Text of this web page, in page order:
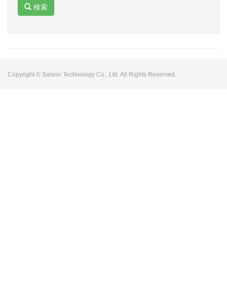
検索
Copyright © Saison Technology Co., Ltd. All Rights Reserved.